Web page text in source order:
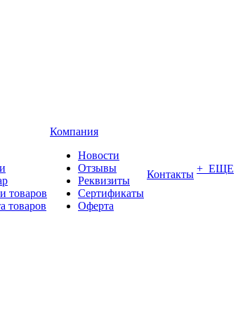
товаров
товаров
Компания
Новости
Отзывы
Реквизиты
Сертификаты
Оферта
Контакты + ЕЩЕ